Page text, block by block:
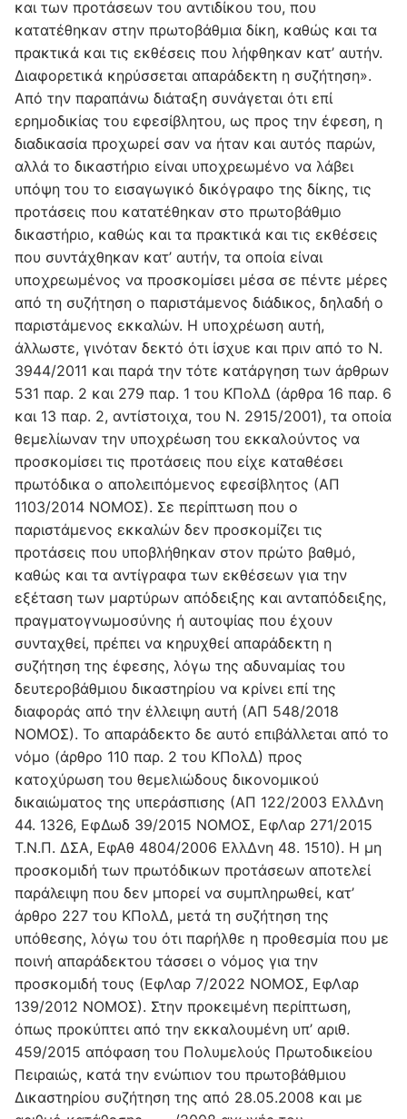
και των προτάσεων του αντιδίκου του, που
κατατέθηκαν στην πρωτοβάθμια δίκη, καθώς και τα
πρακτικά και τις εκθέσεις που λήφθηκαν κατ’ αυτήν.
Διαφορετικά κηρύσσεται απαράδεκτη η συζήτηση».
Από την παραπάνω διάταξη συνάγεται ότι επί
ερημοδικίας του εφεσίβλητου, ως προς την έφεση, η
διαδικασία προχωρεί σαν να ήταν και αυτός παρών,
αλλά το δικαστήριο είναι υποχρεωμένο να λάβει
υπόψη του το εισαγωγικό δικόγραφο της δίκης, τις
προτάσεις που κατατέθηκαν στο πρωτοβάθμιο
δικαστήριο, καθώς και τα πρακτικά και τις εκθέσεις
που συντάχθηκαν κατ’ αυτήν, τα οποία είναι
υποχρεωμένος να προσκομίσει μέσα σε πέντε μέρες
από τη συζήτηση ο παριστάμενος διάδικος, δηλαδή ο
παριστάμενος εκκαλών. Η υποχρέωση αυτή,
άλλωστε, γινόταν δεκτό ότι ίσχυε και πριν από το Ν.
3944/2011 και παρά την τότε κατάργηση των άρθρων
531 παρ. 2 και 279 παρ. 1 του ΚΠολΔ (άρθρα 16 παρ. 6
και 13 παρ. 2, αντίστοιχα, του Ν. 2915/2001), τα οποία
θεμελίωναν την υποχρέωση του εκκαλούντος να
προσκομίσει τις προτάσεις που είχε καταθέσει
πρωτόδικα ο απολειπόμενος εφεσίβλητος (ΑΠ
1103/2014 ΝΟΜΟΣ). Σε περίπτωση που ο
παριστάμενος εκκαλών δεν προσκομίζει τις
προτάσεις που υποβλήθηκαν στον πρώτο βαθμό,
καθώς και τα αντίγραφα των εκθέσεων για την
εξέταση των μαρτύρων απόδειξης και ανταπόδειξης,
πραγματογνωμοσύνης ή αυτοψίας που έχουν
συνταχθεί, πρέπει να κηρυχθεί απαράδεκτη η
συζήτηση της έφεσης, λόγω της αδυναμίας του
δευτεροβάθμιου δικαστηρίου να κρίνει επί της
διαφοράς από την έλλειψη αυτή (ΑΠ 548/2018
ΝΟΜΟΣ). Το απαράδεκτο δε αυτό επιβάλλεται από το
νόμο (άρθρο 110 παρ. 2 του ΚΠολΔ) προς
κατοχύρωση του θεμελιώδους δικονομικού
δικαιώματος της υπεράσπισης (ΑΠ 122/2003 ΕλλΔνη
44. 1326, ΕφΔωδ 39/2015 ΝΟΜΟΣ, ΕφΛαρ 271/2015
Τ.Ν.Π. ΔΣΑ, ΕφΑθ 4804/2006 ΕλλΔνη 48. 1510). Η μη
προσκομιδή των πρωτόδικων προτάσεων αποτελεί
παράλειψη που δεν μπορεί να συμπληρωθεί, κατ’
άρθρο 227 του ΚΠολΔ, μετά τη συζήτηση της
υπόθεσης, λόγω του ότι παρήλθε η προθεσμία που με
ποινή απαράδεκτου τάσσει ο νόμος για την
προσκομιδή τους (ΕφΛαρ 7/2022 ΝΟΜΟΣ, ΕφΛαρ
139/2012 ΝΟΜΟΣ). Στην προκειμένη περίπτωση,
όπως προκύπτει από την εκκαλουμένη υπ’ αριθ.
459/2015 απόφαση του Πολυμελούς Πρωτοδικείου
Πειραιώς, κατά την ενώπιον του πρωτοβάθμιου
Δικαστηρίου συζήτηση της από 28.05.2008 και με